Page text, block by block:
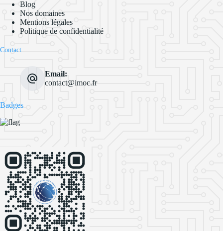
Blog
Nos domaines
Mentions légales
Politique de confidentialité
Contact
Email:
contact@imoc.fr
Badges